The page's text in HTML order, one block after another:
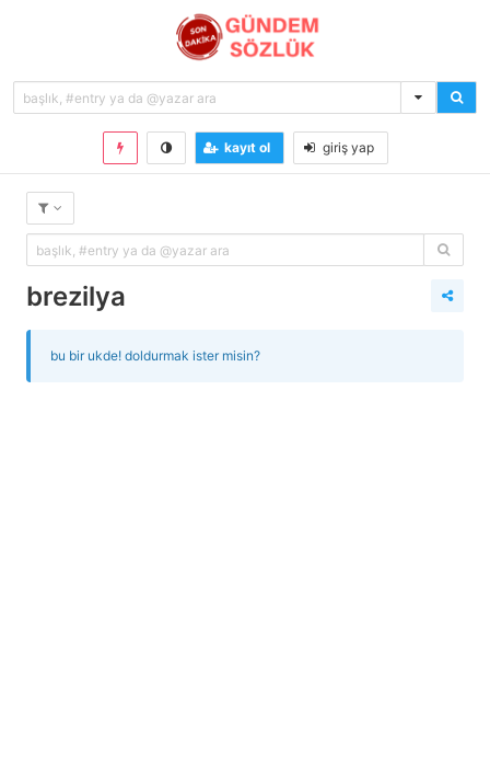
kayıt ol giriş yap
brezilya
bu bir ukde! doldurmak ister misin?